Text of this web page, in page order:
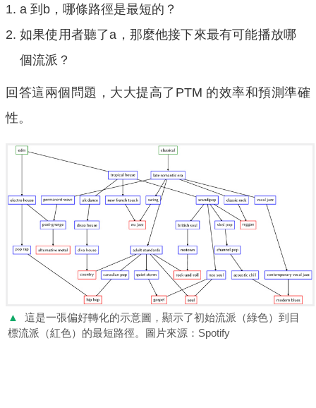
a 到b，哪條路徑是最短的？
如果使用者聽了a，那麼他接下來最有可能播放哪
個流派？
回答這兩個問題，大大提高了PTM 的效率和預測準確
性。
▲
這是一張偏好轉化的示意圖，顯示了初始流派（綠色）到目
標流派（紅色）的最短路徑。圖片來源：Spotify